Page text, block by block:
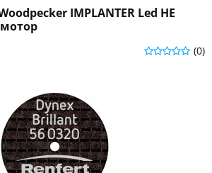
IMPLANTER Led НЕ
(0)